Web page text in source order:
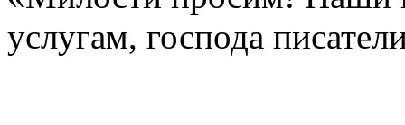
услугам, господа